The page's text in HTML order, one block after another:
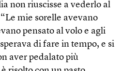
non riuscisse a vederlo al
mie sorelle avevano
pensato al volo e agli
di fare in tempo, e si
aver pedalato più